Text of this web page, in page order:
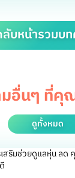
บหน้ารวมบ
อื่นๆ ที่คุ
ดูทั้งหมด